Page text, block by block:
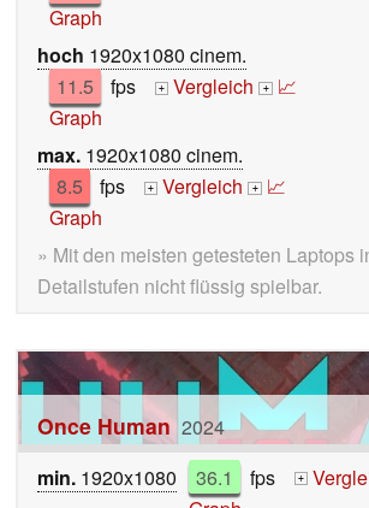
Graph
hoch 1920x1080 cinem.
11.5
fps + Vergleich + 📈
Graph
max. 1920x1080 cinem.
8.5
fps + Vergleich + 📈
Graph
» Mit den meisten getesteten Laptops
Detailstufen nicht flüssig spielbar.
Once Human 2024
min. 1920x1080 36.1 fps +